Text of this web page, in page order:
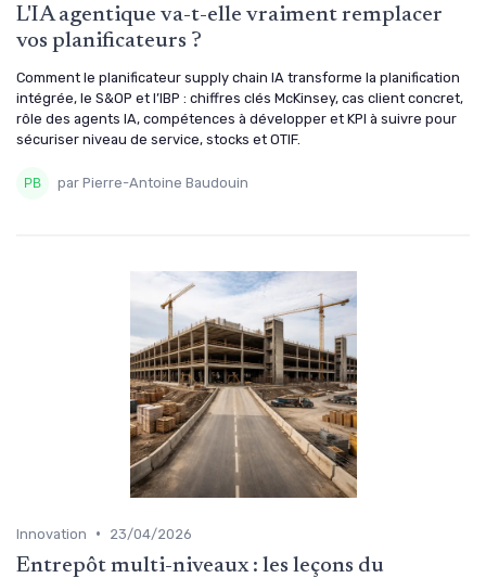
L'IA agentique va-t-elle vraiment remplacer
vos planificateurs ?
Comment le planificateur supply chain IA transforme la planification
intégrée, le S&OP et l’IBP : chiffres clés McKinsey, cas client concret,
rôle des agents IA, compétences à développer et KPI à suivre pour
sécuriser niveau de service, stocks et OTIF.
par Pierre-Antoine Baudouin
Innovation • 23/04/2026
Entrepôt multi-niveaux : les leçons du